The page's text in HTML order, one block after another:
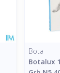
Bota
Botalux